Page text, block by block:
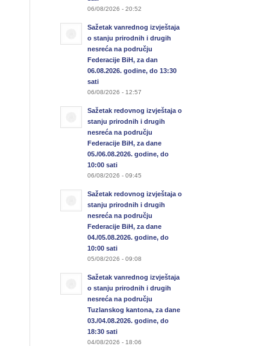
06/08/2026 - 20:52
Sažetak vanrednog izvještaja
o stanju prirodnih i drugih
nesreća na području
Federacije BiH, za dan
06.08.2026. godine, do 13:30
sati
06/08/2026 - 12:57
Sažetak redovnog izvještaja o
stanju prirodnih i drugih
nesreća na području
Federacije BiH, za dane
05./06.08.2026. godine, do
10:00 sati
06/08/2026 - 09:45
Sažetak redovnog izvještaja o
stanju prirodnih i drugih
nesreća na području
Federacije BiH, za dane
04./05.08.2026. godine, do
10:00 sati
05/08/2026 - 09:08
Sažetak vanrednog izvještaja
o stanju prirodnih i drugih
nesreća na području
Tuzlanskog kantona, za dane
03./04.08.2026. godine, do
18:30 sati
04/08/2026 - 18:06